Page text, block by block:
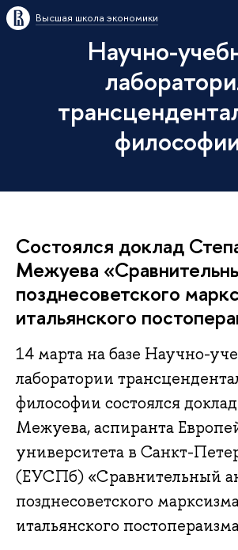
Высшая школа экономики
Научно-
Состоялся доклад
Межуева
позднесоветского
итальянского
14 марта на базе Научно-
лаборатории
философии состоялся
Межуева, аспиранта
университета в Санкт-
(ЕУСПб) «Сравнительный
позднесоветского
итальянского